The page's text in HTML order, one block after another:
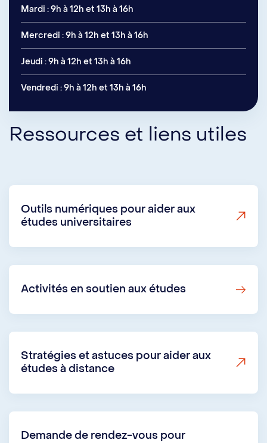
Mardi : 9h à 12h et 13h à 16h
Mercredi : 9h à 12h et 13h à 16h
Jeudi : 9h à 12h et 13h à 16h
Vendredi : 9h à 12h et 13h à 16h
Ressources et liens utiles
Outils numériques pour aider aux
études universitaires
Activités en soutien aux études
Stratégies et astuces pour aider aux
études à distance
Demande de rendez-vous pour